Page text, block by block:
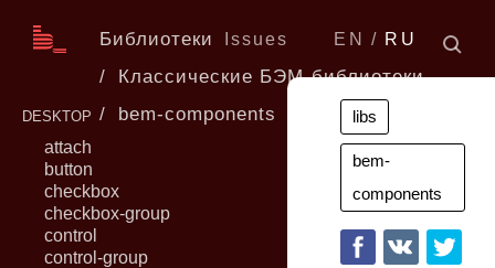
EN RU
Issues
Библиотеки
Классические БЭМ-библиотеки
bem-components
DESKTOP
attach
button
checkbox
checkbox-group
control
control-group
libs
bem-
components